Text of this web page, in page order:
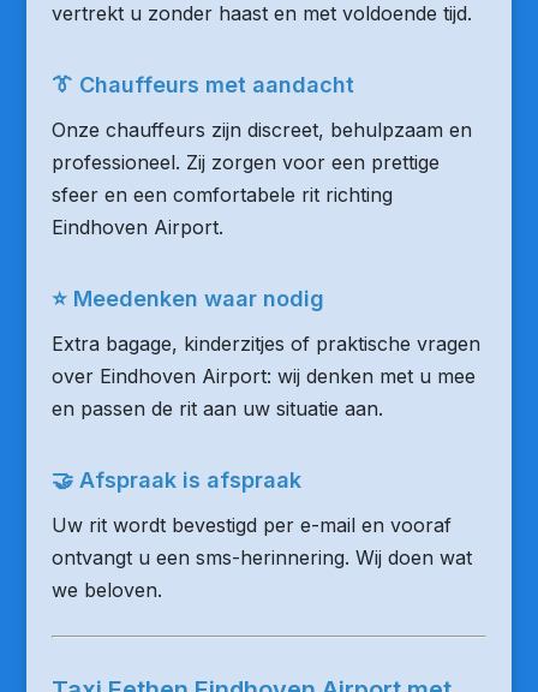
vertrekt u zonder haast en met voldoende tijd.
👔 Chauffeurs met aandacht
Onze chauffeurs zijn discreet, behulpzaam en
professioneel. Zij zorgen voor een prettige
sfeer en een comfortabele rit richting
Eindhoven Airport.
⭐ Meedenken waar nodig
Extra bagage, kinderzitjes of praktische vragen
over Eindhoven Airport: wij denken met u mee
en passen de rit aan uw situatie aan.
🤝 Afspraak is afspraak
Uw rit wordt bevestigd per e-mail en vooraf
ontvangt u een sms-herinnering. Wij doen wat
we beloven.